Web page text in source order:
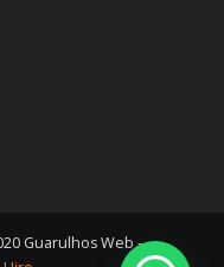
Guarulhos Web -